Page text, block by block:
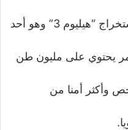
تطلُّعات بحثية كذلك لإمكانية استخراج “هيليوم 3” وهو أحد
يحتوي على مليون طن
وأكثر أمنا من